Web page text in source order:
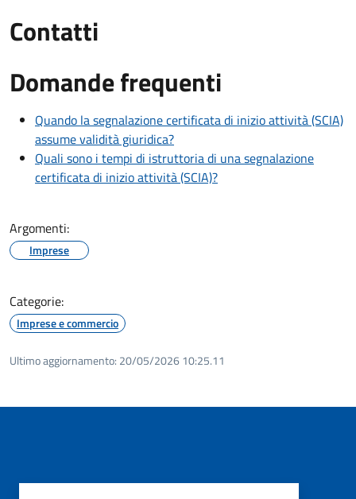
Contatti
Domande frequenti
Quando la segnalazione certificata di inizio attività (SCIA)
assume validità giuridica?
Quali sono i tempi di istruttoria di una segnalazione
certificata di inizio attività (SCIA)?
Argomenti:
Imprese
Categorie:
Imprese e commercio
Ultimo aggiornamento: 20/05/2026 10:25.11